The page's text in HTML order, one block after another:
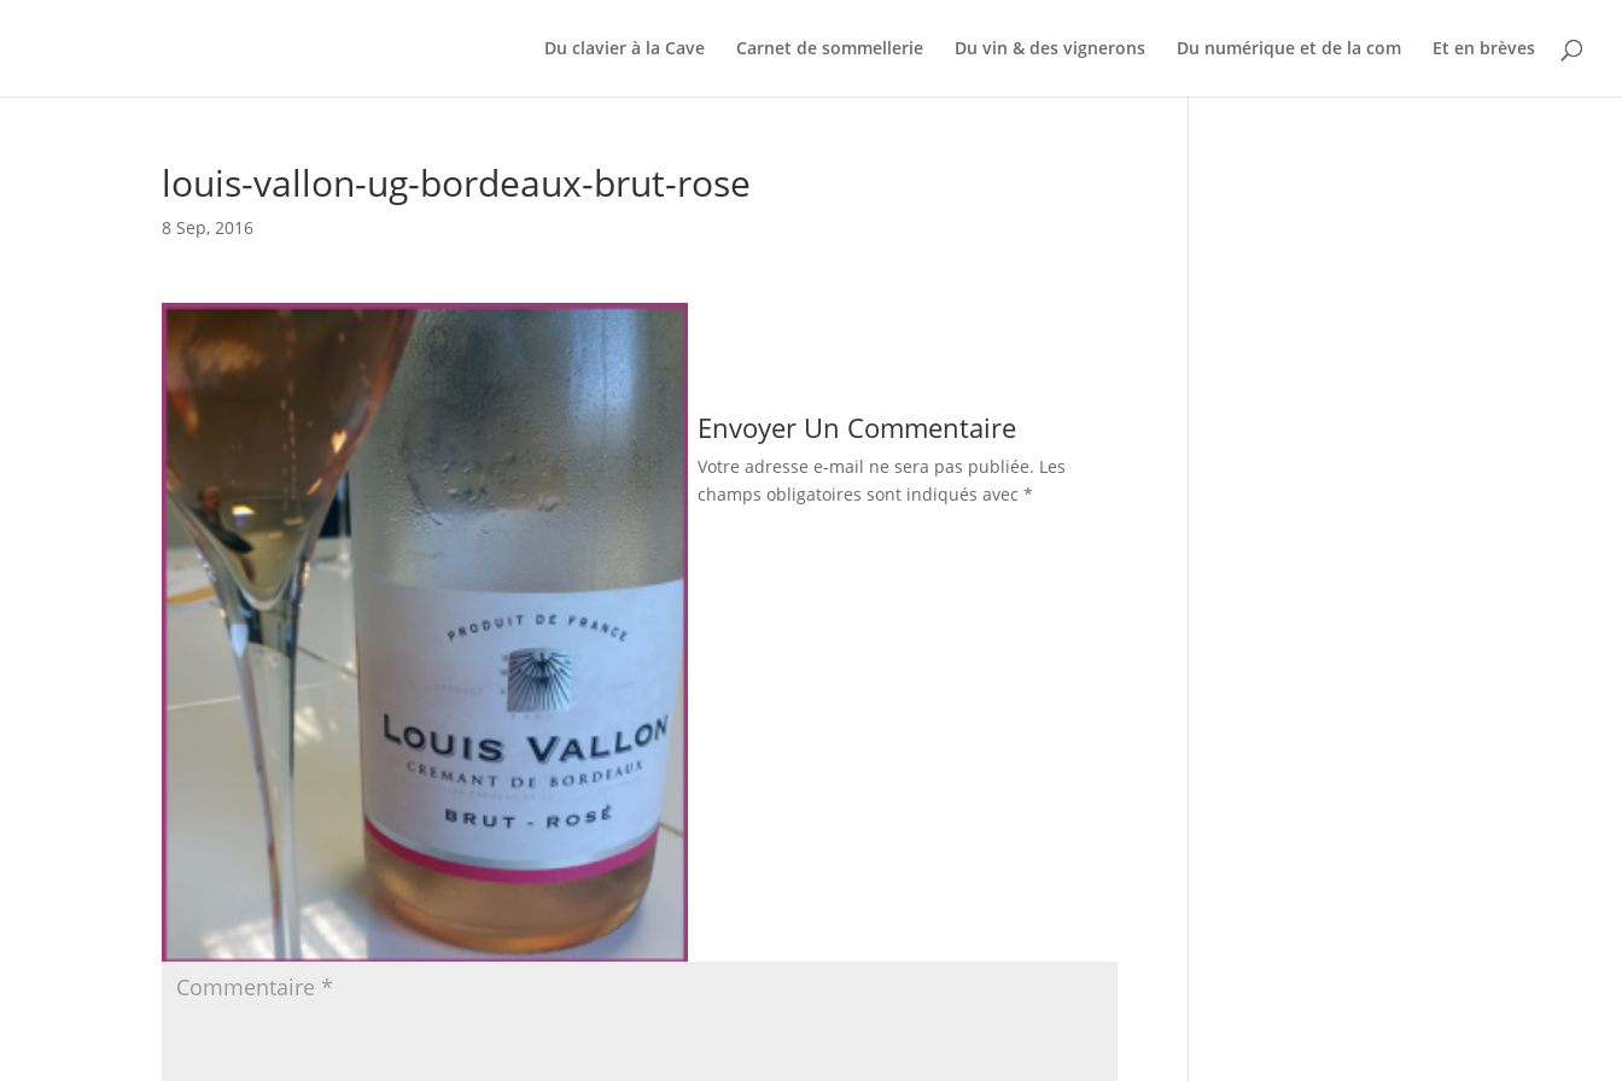
Du clavier à la Cave Carnet de sommellerie Du vin & des vignerons Du numérique et de la com Et en brèves
louis-vallon-ug-bordeaux-brut-rose
8 Sep, 2016
Envoyer Un Commentaire
Votre adresse e-mail ne sera pas publiée. Les
champs obligatoires sont indiqués avec *